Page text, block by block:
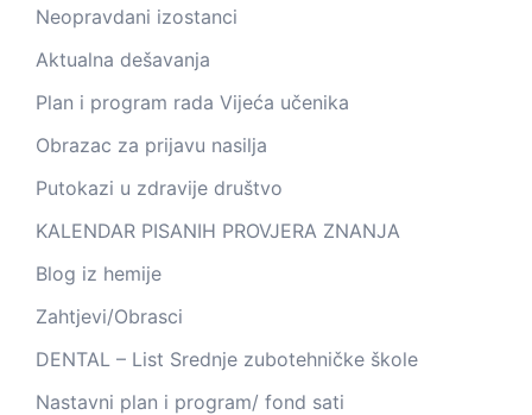
Neopravdani izostanci
Aktualna dešavanja
Plan i program rada Vijeća učenika
Obrazac za prijavu nasilja
Putokazi u zdravije društvo
KALENDAR PISANIH PROVJERA ZNANJA
Blog iz hemije
Zahtjevi/Obrasci
DENTAL – List Srednje zubotehničke škole
Nastavni plan i program/ fond sati